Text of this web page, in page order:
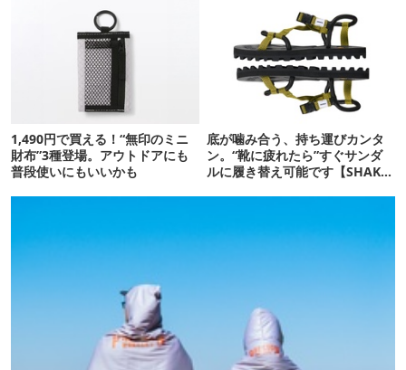
1,490円で買える！“無印のミニ
財布”3種登場。アウトドアにも
普段使いにもいいかも
底が噛み合う、持ち運びカンタ
ン。“靴に疲れたら”すぐサンダ
ルに履き替え可能です【SHAKA